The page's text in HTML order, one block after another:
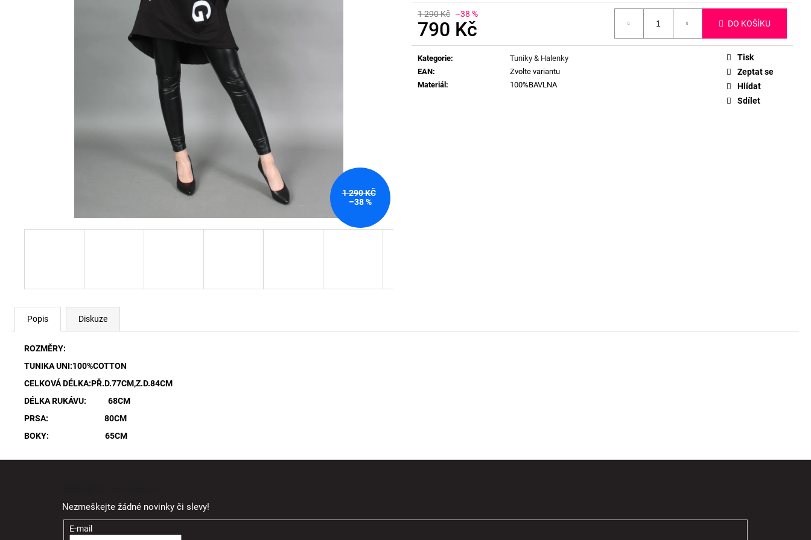
1 290 Kč –38 %
790 Kč
Měrná
cena:
DO KOŠÍKU
Kategorie:
Tuniky & Halenky
EAN:
Zvolte variantu
Materiál: 100%BAVLNA
Tisk
Zeptat se
Hlídat
Sdílet
1 290 KČ
–38 %
Popis Diskuze
ROZMĚRY:
TUNIKA UNI:100%COTTON
CELKOVÁ DÉLKA:PŘ.D.77CM,Z.D.84CM
DÉLKA RUKÁVU: 68CM
PRSA: 80CM
BOKY: 65CM
Nezmeškejte žádné novinky či slevy!
E-mail